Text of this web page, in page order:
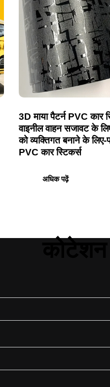
3D माया पैटर्न PVC कार
वाइनील वाहन सजावट के
को व्यक्तिगत बनाने के लिए-
PVC कार स्टिकर्स
अधिक पढ़ें